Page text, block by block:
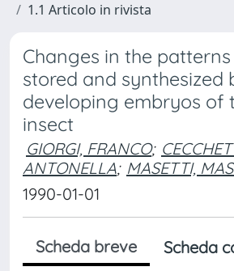
1.1 Articolo in rivista
Changes in the
stored and synthesized
developing embryos of
insect
GIORGI, FRANCO;
ANTONELLA; MASETTI,
1990-01-01
Scheda breve
Scheda